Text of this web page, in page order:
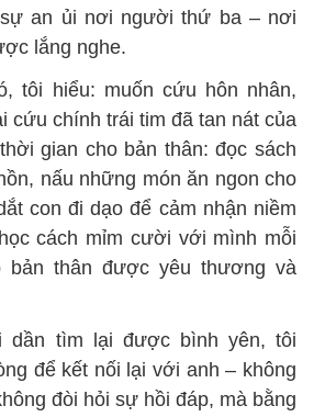
an ủi nơi người thứ ba – nơi
lắng nghe.
tôi hiểu: muốn cứu hôn nhân,
cứu chính trái tim đã tan nát của
gian cho bản thân: đọc sách
nấu những món ăn ngon cho
con đi dạo để cảm nhận niềm
cách mỉm cười với mình mỗi
bản thân được yêu thương và
dần tìm lại được bình yên, tôi
để kết nối lại với anh – không
đòi hỏi sự hồi đáp, mà bằng